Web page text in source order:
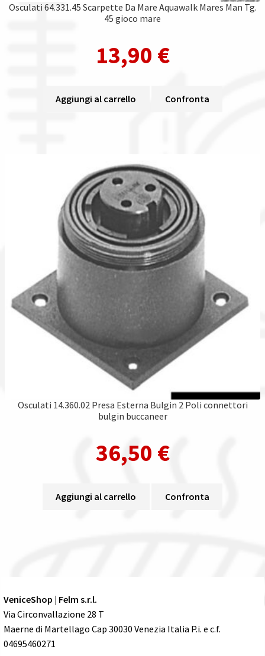
Osculati 64.331.45 Scarpette Da Mare Aquawalk Mares Man Tg.
45 gioco mare
13,90 €
Aggiungi al carrello Confronta
Osculati 14.360.02 Presa Esterna Bulgin 2 Poli connettori
bulgin buccaneer
36,50 €
Aggiungi al carrello Confronta
VeniceShop | Felm s.r.l.
Via Circonvallazione 28 T
Maerne di Martellago Cap 30030 Venezia Italia P.i. e c.f.
04695460271